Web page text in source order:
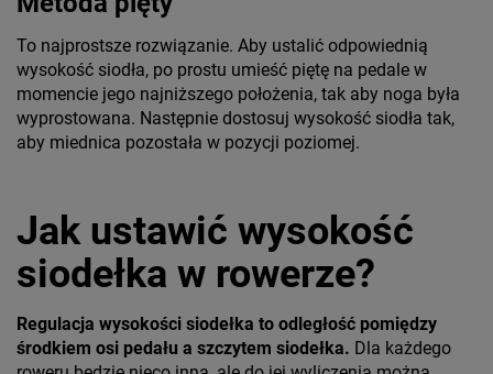
To najprostsze rozwiązanie. Aby ustalić odpowiednią
wysokość siodła, po prostu umieść piętę na pedale w
momencie jego najniższego położenia, tak aby noga była
wyprostowana. Następnie dostosuj wysokość siodła tak,
aby miednica pozostała w pozycji poziomej.
Jak ustawić wysokość
siodełka w rowerze?
Regulacja wysokości siodełka to odległość pomiędzy
środkiem osi pedału a szczytem siodełka. Dla każdego